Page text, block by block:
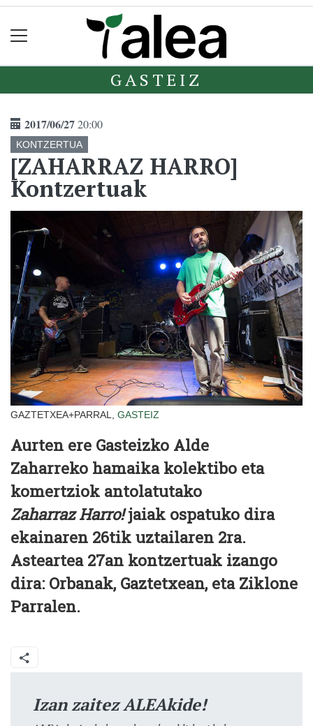
GASTEIZ
2017/06/2720:00
KONTZERTUA
[ZAHARRAZ HARRO]
Kontzertuak
GAZTETXEA+PARRAL, GASTEIZ
Aurten ere Gasteizko Alde
Zaharreko hamaika kolektibo eta
komertziok antolatutako
Zaharraz Harro!jaiak ospatuko dira
ekainaren 26tik uztailaren 2ra.
Asteartea 27an kontzertuak izango
dira: Orbanak, Gaztetxean, eta Ziklone
Parralen.
Izan zaitez ALEAkide!